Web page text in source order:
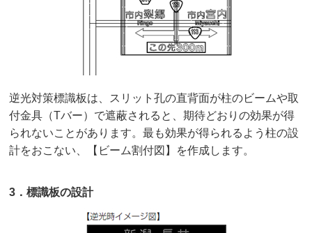
逆光対策標識板は、スリット孔の直背面が柱のビームや取
付金具（Tバー）で遮蔽されると、期待どおりの効果が得
られないことがあります。最も効果が得られるよう柱の設
計をおこない、【ビーム割付図】を作成します。
3．標識板の設計